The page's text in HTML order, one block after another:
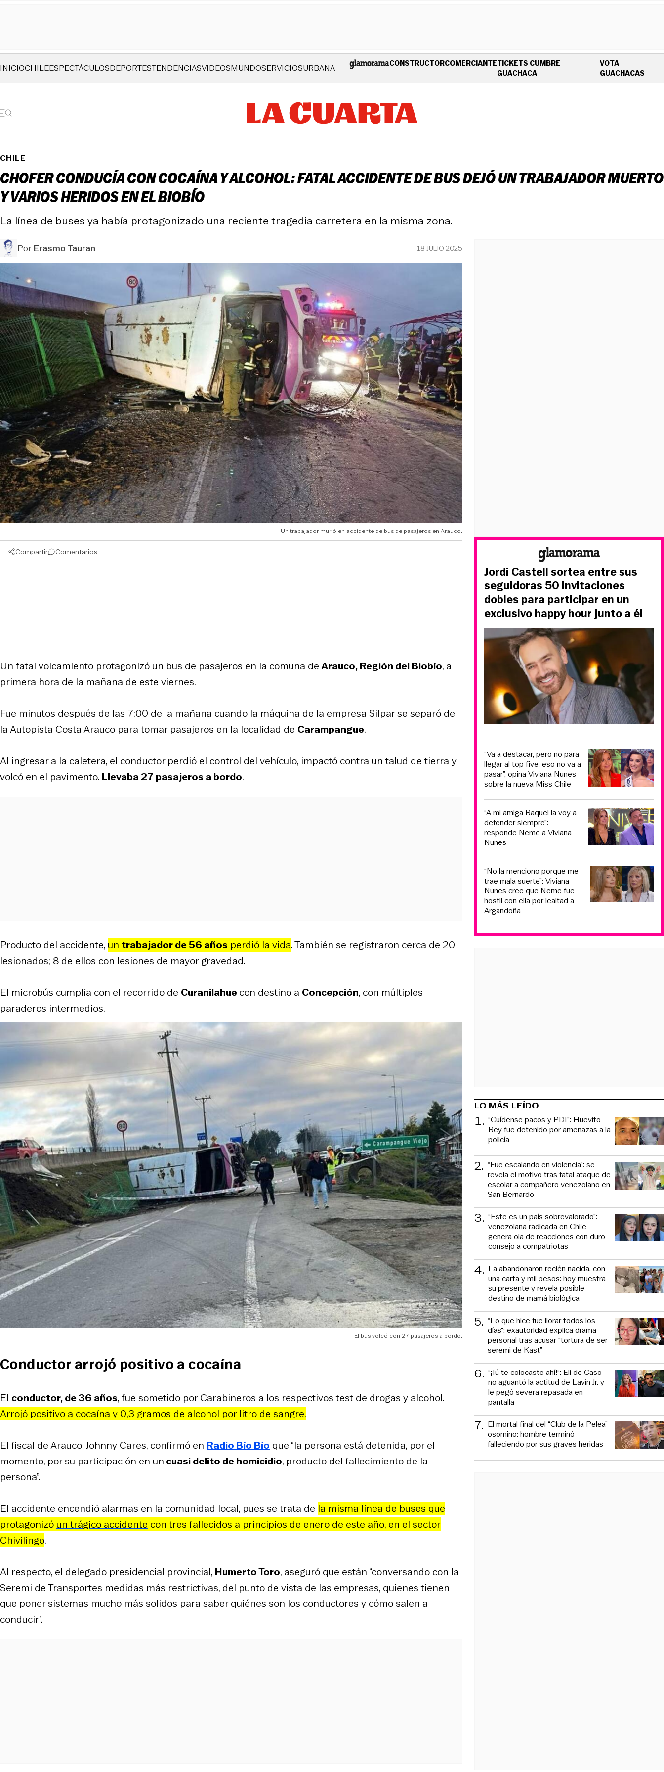
INICIOCHILEESPECTÁCULOSDEPORTESTENDENCIASVIDEOSMUNDOSERVICIOSURBANA CONSTRUCTORCOMERCIANTETICKETS CUMBRE
GUACHACAOPENS IN NEW WINDOW
VOTA
GUACHACAS
CHILE
CHOFER CONDUCÍA CON COCAÍNA Y ALCOHOL: FATAL ACCIDENTE DE BUS DEJÓ UN TRABAJADOR MUERTO
Y VARIOS HERIDOS EN EL BIOBÍO
La línea de buses ya había protagonizado una reciente tragedia carretera en la misma zona.
PorErasmo Tauran 18 JULIO 2025
Un trabajador murió en accidente de bus de pasajeros en Arauco.
Compartir Comentarios
Un fatal volcamiento protagonizó un bus de pasajeros en la comuna deArauco, Región del Biobío, a
primera hora de la mañana de este viernes.
Fue minutos después de las 7:00 de la mañana cuando la máquina de la empresa Silpar se separó de
la Autopista Costa Arauco para tomar pasajeros en la localidad de Carampangue.
Al ingresar a la caletera, el conductor perdió el control del vehículo, impactó contra un talud de tierra y
volcó en el pavimento. Llevaba 27 pasajeros a bordo.
Producto del accidente, un trabajador de 56 años perdió la vida. También se registraron cerca de 20
lesionados; 8 de ellos con lesiones de mayor gravedad.
El microbús cumplía con el recorrido de Curanilahuecon destino a Concepción, con múltiples
paraderos intermedios.
El bus volcó con 27 pasajeros a bordo.
Conductor arrojó positivo a cocaína
El conductor, de 36 años, fue sometido por Carabineros a los respectivos test de drogas y alcohol.
Arrojó positivo a cocaína y 0,3 gramos de alcohol por litro de sangre.
El fiscal de Arauco, Johnny Cares, confirmó en Radio Bío Bío que “la persona está detenida, por el
momento, por su participación en un cuasi delito de homicidio, producto del fallecimiento de la
persona”.
El accidente encendió alarmas en la comunidad local, pues se trata de la misma línea de buses que
protagonizó un trágico accidente con tres fallecidos a principios de enero de este año, en el sector
Chivilingo.
Al respecto, el delegado presidencial provincial, Humerto Toro, aseguró que están “conversando con la
Seremi de Transportes medidas más restrictivas, del punto de vista de las empresas, quienes tienen
que poner sistemas mucho más solidos para saber quiénes son los conductores y cómo salen a
conducir”.
Jordi Castell sortea entre sus
seguidoras 50 invitaciones
dobles para participar en un
exclusivo happy hour junto a él
“Va a destacar, pero no para
llegar al top five, eso no va a
pasar”, opina Viviana Nunes
sobre la nueva Miss Chile
“A mi amiga Raquel la voy a
defender siempre”:
responde Neme a Viviana
Nunes
“No la menciono porque me
trae mala suerte”: Viviana
Nunes cree que Neme fue
hostil con ella por lealtad a
Argandoña
LO MÁS LEÍDO
1. “Cuídense pacos y PDI”: Huevito
Rey fue detenido por amenazas a la
policía
2. “Fue escalando en violencia”: se
revela el motivo tras fatal ataque de
escolar a compañero venezolano en
San Bernardo
3. “Este es un país sobrevalorado”:
venezolana radicada en Chile
genera ola de reacciones con duro
consejo a compatriotas
4. La abandonaron recién nacida, con
una carta y mil pesos: hoy muestra
su presente y revela posible
destino de mamá biológica
5. “Lo que hice fue llorar todos los
días”: exautoridad explica drama
personal tras acusar “tortura de ser
seremi de Kast”
6. “¡Tú te colocaste ahí!“: Eli de Caso
no aguantó la actitud de Lavín Jr. y
le pegó severa repasada en
pantalla
7. El mortal final del “Club de la Pelea”
osornino: hombre terminó
falleciendo por sus graves heridas